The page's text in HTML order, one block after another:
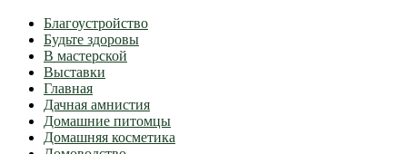
Благоустройство
Будьте здоровы
В мастерской
Выставки
Главная
Дачная амнистия
Домашние питомцы
Домашняя косметика